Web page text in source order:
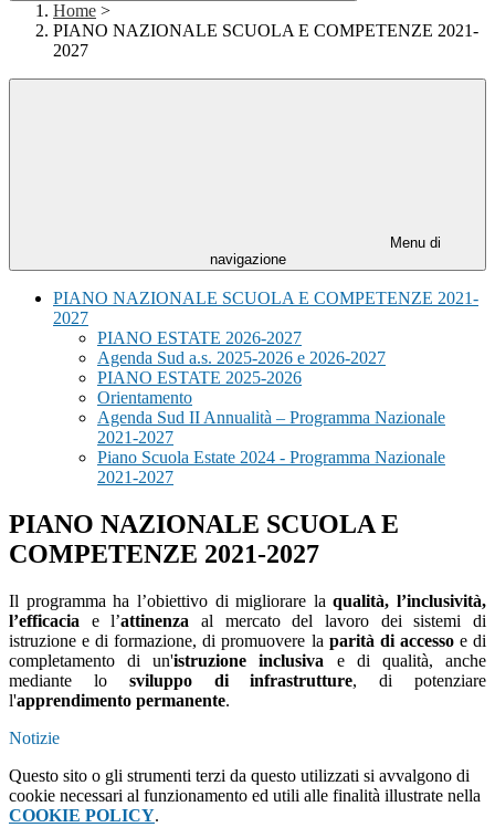
Home >
PIANO NAZIONALE SCUOLA E COMPETENZE 2021-
2027
Menu di
navigazione
PIANO NAZIONALE SCUOLA E COMPETENZE 2021-
2027
PIANO ESTATE 2026-2027
Agenda Sud a.s. 2025-2026 e 2026-2027
PIANO ESTATE 2025-2026
Orientamento
Agenda Sud II Annualità – Programma Nazionale
2021-2027
Piano Scuola Estate 2024 - Programma Nazionale
2021-2027
PIANO NAZIONALE SCUOLA E
COMPETENZE 2021-2027
Il programma ha l’obiettivo di migliorare laqualità, l’inclusività,
l’efficacia e l’attinenza al mercato del lavoro dei sistemi di
istruzione e di formazione, di promuovere la parità di accessoe di
completamento di un'istruzione inclusiva e di qualità, anche
mediante lo sviluppo di infrastrutture, di potenziare
l'apprendimento permanente.
Notizie
Questo sito o gli strumenti terzi da questo utilizzati si avvalgono di
cookie necessari al funzionamento ed utili alle finalità illustrate nella
COOKIE POLICY.